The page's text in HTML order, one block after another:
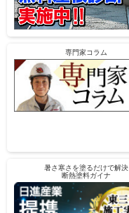
専門家コラム
暑さ寒さを塗るだけで解決
断熱塗料ガイナ